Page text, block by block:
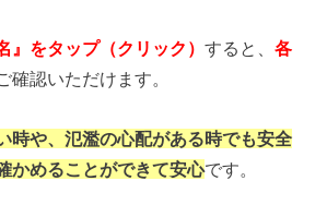
』をタップ（クリック）すると、各
確認いただけます。
時や、氾濫の心配がある時でも安全
かめることができて安心です。